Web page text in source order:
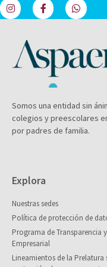
Somos una entidad sin
colegios y preescolares
por padres de familia.
Explora
Nuestras sedes
Política de protección de
Programa de Transparencia
Empresarial
Lineamientos de la Prelatura